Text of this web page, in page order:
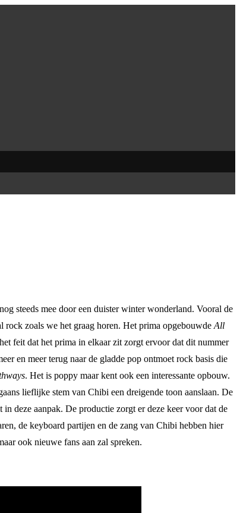
steeds mee door een duister winter wonderland. Vooral de
zoals we het graag horen. Het prima opgebouwde All
feit dat het prima in elkaar zit zorgt ervoor dat dit nummer
en meer terug naar de gladde pop ontmoet rock basis die
. Het is poppy maar kent ook een interessante opbouw.
lieflijke stem van Chibi een dreigende toon aanslaan. De
deze aanpak. De productie zorgt er deze keer voor dat de
de keyboard partijen en de zang van Chibi hebben hier
ook nieuwe fans aan zal spreken.